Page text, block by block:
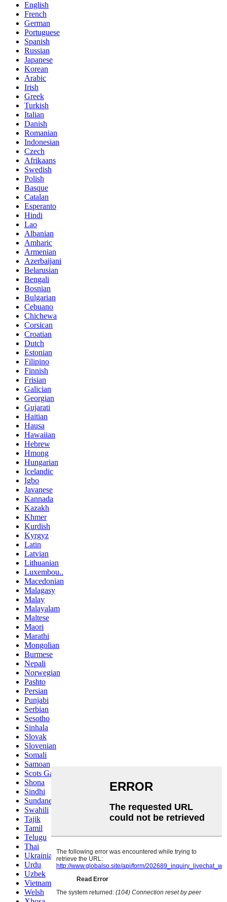
English
French
German
Portuguese
Spanish
Russian
Japanese
Korean
Arabic
Irish
Greek
Turkish
Italian
Danish
Romanian
Indonesian
Czech
Afrikaans
Swedish
Polish
Basque
Catalan
Esperanto
Hindi
Lao
Albanian
Amharic
Armenian
Azerbaijani
Belarusian
Bengali
Bosnian
Bulgarian
Cebuano
Chichewa
Corsican
Croatian
Dutch
Estonian
Filipino
Finnish
Frisian
Galician
Georgian
Gujarati
Haitian
Hausa
Hawaiian
Hebrew
Hmong
Hungarian
Icelandic
Igbo
Javanese
Kannada
Kazakh
Khmer
Kurdish
Kyrgyz
Latin
Latvian
Lithuanian
Luxembou..
Macedonian
Malagasy
Malay
Malayalam
Maltese
Maori
Marathi
Mongolian
Burmese
Nepali
Norwegian
Pashto
Persian
Punjabi
Serbian
Sesotho
Sinhala
Slovak
Slovenian
Somali
Samoan
Scots Gaelic
Shona
Sindhi
Sundanese
Swahili
Tajik
Tamil
Telugu
Thai
Ukrainian
Urdu
Uzbek
Vietnamese
Welsh